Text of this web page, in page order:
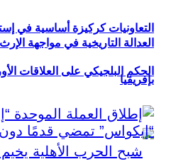
التعاونيات كركيزة أساسية في
بإفريقيا
العدالة التاريخية في مواجهة
الحكم البلجيكي على العلاقات